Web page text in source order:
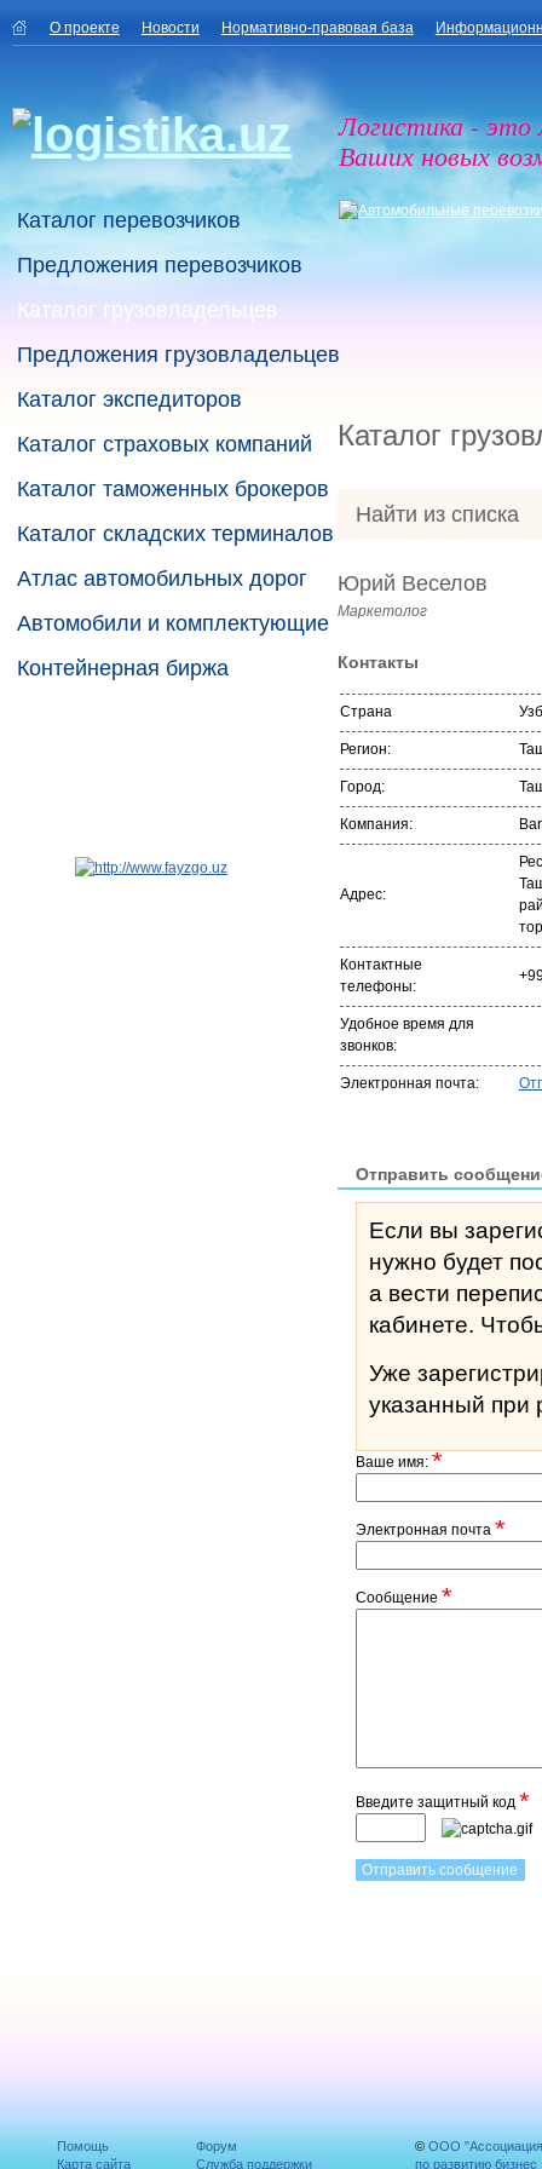
О проекте Новости Нормативно-правовая база
Логистика - это
Ваших новых
Каталог перевозчиков
Предложения перевозчиков
Каталог грузовладельцев
Предложения грузовладельцев
Каталог экспедиторов
Каталог страховых компаний
Каталог таможенных брокеров
Каталог складских терминалов
Атлас автомобильных дорог
Автомобили и комплектующие
Контейнерная биржа
Каталог
Найти из списка
Юрий Веселов
Маркетолог
Контакты
Страна
Регион:
Город:
Компания:
Адрес:
Контактные
телефоны:
Удобное время для
звонков:
Электронная почта:
Отправить
Если вы
нужно будет
а вести
Уже
указанный при
Ваше имя:*
Электронная почта *
Сообщение *
Введите защитный код *
Помощь
Карта сайта
Форум
Служба поддержки
© ООО "Ассоциация
по развитию бизнес